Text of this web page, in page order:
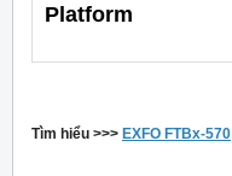
Platform
Tìm hiểu >>> EXFO FTBx-570